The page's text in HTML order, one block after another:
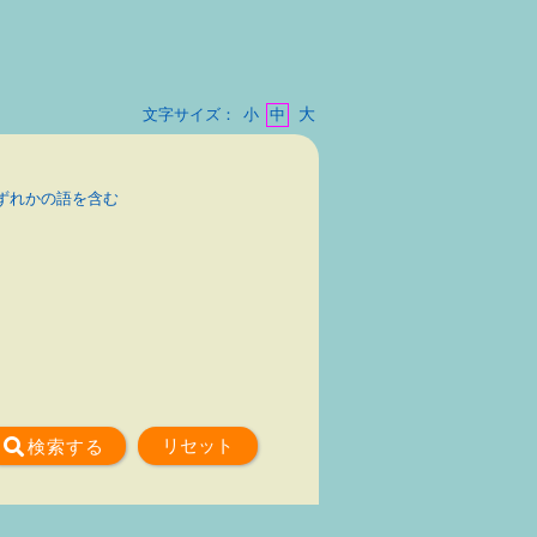
文字サイズ： 小 中 大
れかの語を含む
検索する リセット